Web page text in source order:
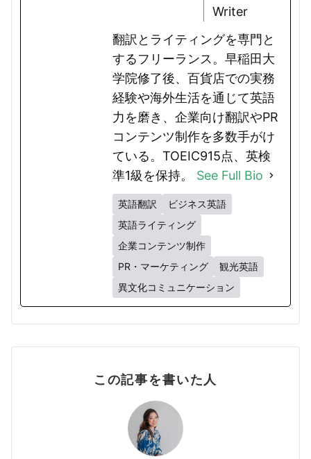
Writer
翻訳とライティングを専門と
するフリーランス。早稲田大
学院修了後、百貨店での実務
経験や海外生活を通じて英語
力を磨き、企業向け翻訳やPR
コンテンツ制作を多数手がけ
ている。TOEIC915点、英検
準1級を保持。 See Full Bio
英語翻訳
ビジネス英語
英語ライティング
企業コンテンツ制作
PR・マーケティング
観光英語
異文化コミュニケーション
この記事を書いた人